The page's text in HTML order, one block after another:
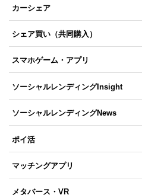
カーシェア
シェア買い（共同購入）
スマホゲーム・アプリ
ソーシャルレンディングInsight
ソーシャルレンディングNews
ポイ活
マッチングアプリ
メタバース・VR